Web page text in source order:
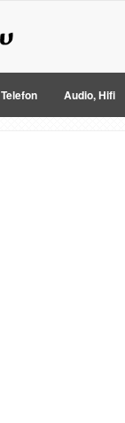
Telefon Audio, Hifi